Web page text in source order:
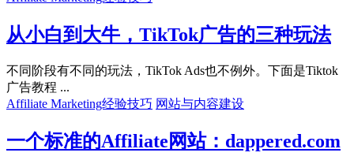
从小白到大牛，TikTok广告的三种玩法
不同阶段有不同的玩法，TikTok Ads也不例外。下面是Tiktok
广告教程 ...
Affiliate Marketing经验技巧 网站与内容建设
一个标准的Affiliate网站：dappered.com